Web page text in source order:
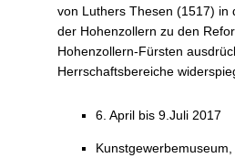
von Luthers Thesen (1517) in
der Hohenzollern zu den
Hohenzollern-Fürsten
Herrschaftsbereiche
6. April bis 9.Juli 2017